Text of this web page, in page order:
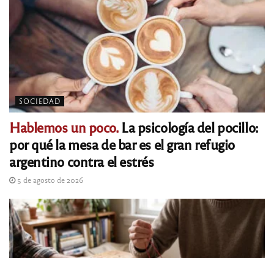
SOCIEDAD
Hablemos un poco.La psicología del pocillo:
por qué la mesa de bar es el gran refugio
argentino contra el estrés
5 de agosto de 2026